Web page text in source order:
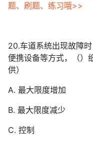
题、刷题、练习哦>>
20.车道系统出现故障
便携设备等方式，（）
供）
A. 最大限度增加
B. 最大限度减少
C. 控制